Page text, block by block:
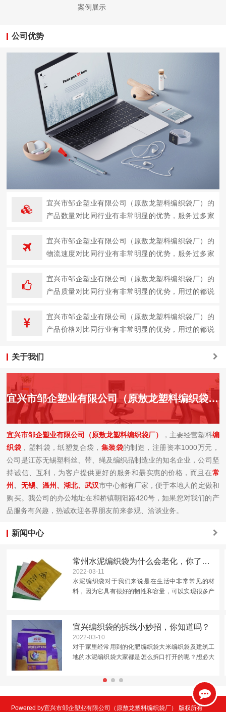
案例展示
公司优势
宜兴市邹企塑业有限公司（原敖龙塑料编织袋厂）的
产品数量对比同行业有非常明显的优势，服务过多家
宜兴市邹企塑业有限公司（原敖龙塑料编织袋厂）的
物流速度对比同行业有非常明显的优势，服务过多家
宜兴市邹企塑业有限公司（原敖龙塑料编织袋厂）的
产品质量对比同行业有非常明显的优势，用过的都说
宜兴市邹企塑业有限公司（原敖龙塑料编织袋厂）的
产品价格对比同行业有非常明显的优势，用过的都说
关于我们
宜兴市邹企塑业有限公司（原敖龙塑料编织袋厂）简介
宜兴市邹企塑业有限公司（原敖龙塑料编织袋厂） ，主要经营塑料编
织袋 ，塑料袋，纸塑复合袋， 集装袋的制造，注册资本1000万元，
公司是江苏无锡塑料丝、带、绳及编织品制造业的知名企业，公司坚
持诚信、互利，为客户提供更好的服务和朂实惠的价格，而且在常
州、 无锡、 温州、湖北、 武汉市中心都有厂家，便于本地人的定做和
购买。我公司的办公地址在和桥镇朝阳路420号，如果您对我们的产
品服务有兴趣，热诚欢迎各界朋友前来参观、洽谈业务。
新闻中心
常州水泥编织袋为什么会老化，你了解吗？
2022-03-11
水泥编织袋对于我们来说是在生活中非常常见的材
料，因为它具有很好的韧性和容量，可以实现很多产
中存在碳原子，是容...
宜兴编织袋的拆线小妙招，你知道吗？
2022-03-10
对于家里经常用到的化肥编织袋大米编织袋及建筑工
地的水泥编织袋大家都是怎么拆口打开的呢？想必大
的优点就是简单快捷但是后面再用时候就未免有些不
Powered by宜兴市邹企塑业有限公司（原敖龙塑料编织袋厂） 版权所有